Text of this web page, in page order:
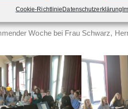
Cookie-RichtlinieDatenschutzerklärung
zu den öffentlichen
18.30 Uhr
Woche bei Frau Schwarz,